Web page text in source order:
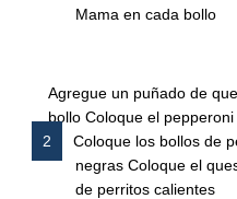
Mama en cada bollo
Agregue un puñado de
bolloColoque el
Coloque los bollos de
negras Coloque el
de perritos calientes